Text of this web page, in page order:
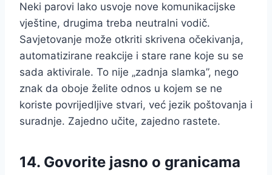
Neki parovi lako usvoje nove komunikacijske
vještine, drugima treba neutralni vodič.
Savjetovanje može otkriti skrivena očekivanja,
automatizirane reakcije i stare rane koje su se
sada aktivirale. To nije „zadnja slamka”, nego
znak da oboje želite odnos u kojem se ne
koriste povrijedljive stvari, već jezik poštovanja i
suradnje. Zajedno učite, zajedno rastete.
14. Govorite jasno o granicama